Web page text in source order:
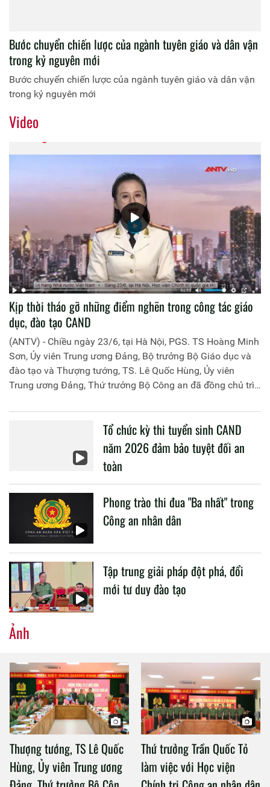
Bước chuyển chiến lược của ngành tuyên giáo và dân vận
trong kỷ nguyên mới
Bước chuyển chiến lược của ngành tuyên giáo và dân vận
trong kỷ nguyên mới
Video
Kịp thời tháo gỡ những điểm nghẽn trong công tác giáo
dục, đào tạo CAND
(ANTV) - Chiều ngày 23/6, tại Hà Nội, PGS. TS Hoàng Minh
Sơn, Ủy viên Trung ương Đảng, Bộ trưởng Bộ Giáo dục và
đào tạo và Thượng tướng, TS. Lê Quốc Hùng, Ủy viên
Trung ương Đảng, Thứ trưởng Bộ Công an đã đồng chủ trì
liên quan đến công tác giáo dục và đào tạo của lực lượng
Tổ chức kỳ thi tuyển sinh CAND
năm 2026 đảm bảo tuyệt đối an
toàn
Phong trào thi đua "Ba nhất" trong
Công an nhân dân
Tập trung giải pháp đột phá, đổi
mới tư duy đào tạo
Ảnh
Thượng tướng, TS Lê Quốc
Hùng, Ủy viên Trung ương
Thứ trưởng Trần Quốc Tỏ
làm việc với Học viện